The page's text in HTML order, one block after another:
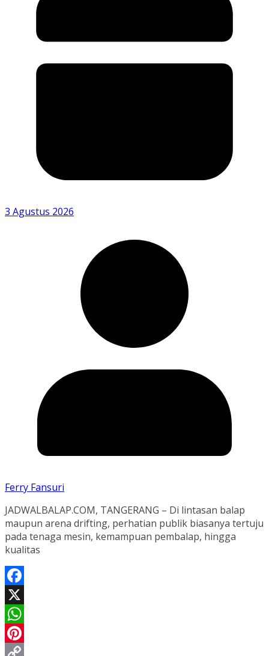
3 Agustus 2026
Ferry Fansuri
JADWALBALAP.COM, TANGERANG – Di lintasan balap
maupun arena drifting, perhatian publik biasanya tertuju
pada tenaga mesin, kemampuan pembalap, hingga
kualitas
Facebook
X
WhatsApp
Pinterest